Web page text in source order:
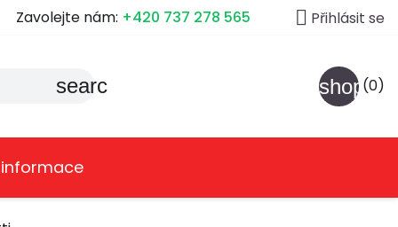
Zavolejte nám: +420 737 278 565  Přihlásit se
search (0)